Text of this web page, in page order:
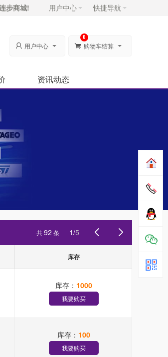
步商城! 用户中心 快捷导航
 用户中心  购物车结算
0
资讯动态
共92 条 1/5
库存
库存： 1000
我要购买
库存： 100
我要购买